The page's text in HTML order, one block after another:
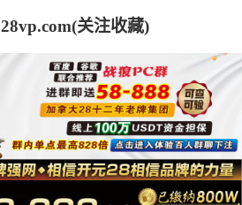
28vp.com(关注收藏)